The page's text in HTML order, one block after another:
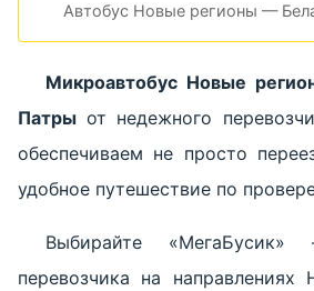
Автобус Новые регионы —
Микроавтобус Новые
Патры от недежного
обеспечиваем не просто
удобное путешествие по
Выбирайте «МегаБусик»
перевозчика на